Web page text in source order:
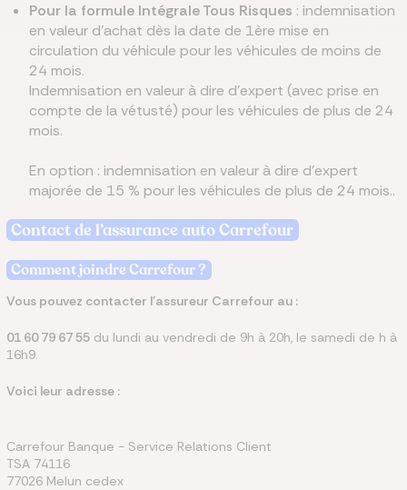
Pour la formule Intégrale Tous Risques : indemnisation
en valeur d’achat dès la date de 1ère mise en
circulation du véhicule pour les véhicules de moins de
24 mois.
Indemnisation en valeur à dire d’expert (avec prise en
compte de la vétusté) pour les véhicules de plus de 24
mois.
En option : indemnisation en valeur à dire d’expert
majorée de 15 % pour les véhicules de plus de 24 mois..
Contact de l’assurance auto Carrefour
Comment joindre Carrefour ?
Vous pouvez contacter l'assureur Carrefour au :
01 60 79 67 55 du lundi au vendredi de 9h à 20h, le samedi de h à
16h9.
Voici leur adresse :
Carrefour Banque - Service Relations Client
TSA 74116
77026 Melun cedex